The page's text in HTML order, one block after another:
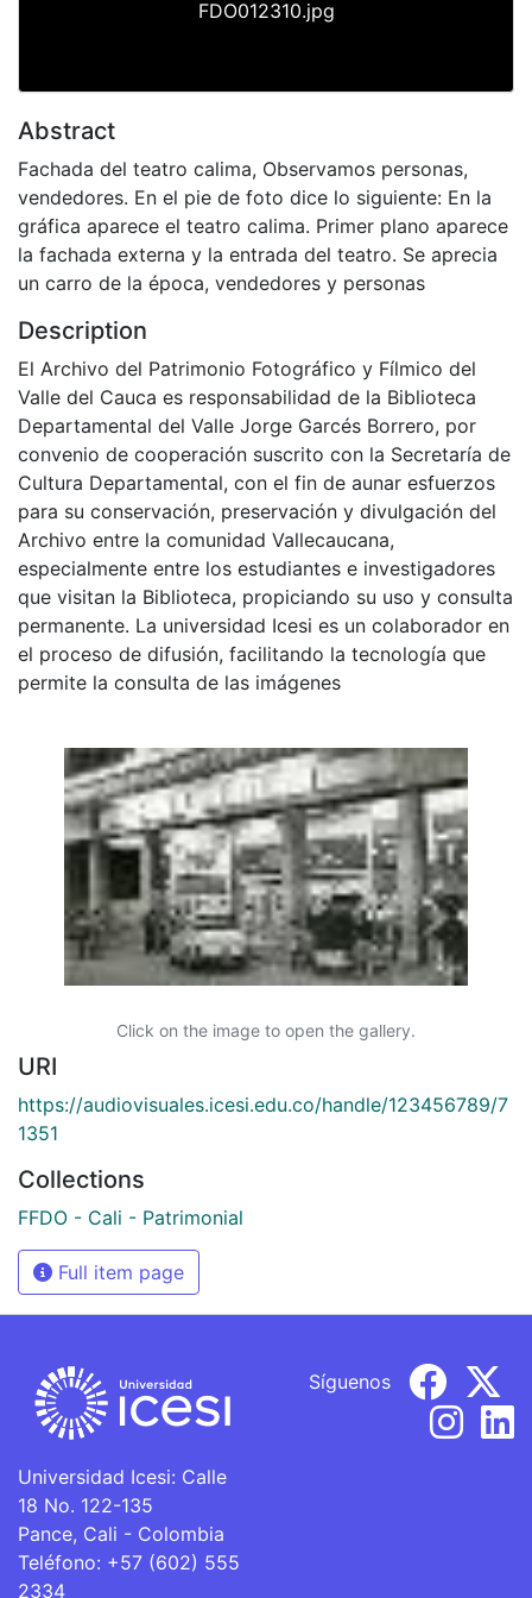
FDO012310.jpg
Abstract
Fachada del teatro calima, Observamos personas,
vendedores. En el pie de foto dice lo siguiente: En la
gráfica aparece el teatro calima. Primer plano aparece
la fachada externa y la entrada del teatro. Se aprecia
un carro de la época, vendedores y personas
Description
El Archivo del Patrimonio Fotográfico y Fílmico del
Valle del Cauca es responsabilidad de la Biblioteca
Departamental del Valle Jorge Garcés Borrero, por
convenio de cooperación suscrito con la Secretaría de
Cultura Departamental, con el fin de aunar esfuerzos
para su conservación, preservación y divulgación del
Archivo entre la comunidad Vallecaucana,
especialmente entre los estudiantes e investigadores
que visitan la Biblioteca, propiciando su uso y consulta
permanente. La universidad Icesi es un colaborador en
el proceso de difusión, facilitando la tecnología que
permite la consulta de las imágenes
Click on the image to open the gallery.
URI
https://audiovisuales.icesi.edu.co/handle/123456789/7
1351
Collections
FFDO - Cali - Patrimonial
Full item page
Universidad Icesi: Calle
18 No. 122-135
Pance, Cali - Colombia
Teléfono: +57 (602) 555
2334
Síguenos